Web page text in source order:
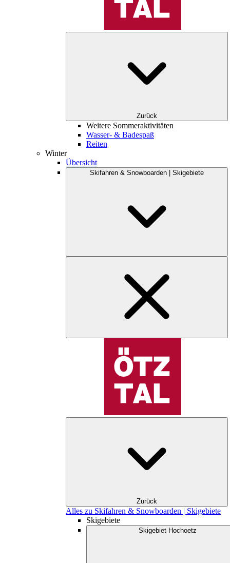
Zurück
Weitere Sommeraktivitäten
Wasser- & Badespaß
Reiten
Winter
Übersicht
Skifahren & Snowboarden | Skigebiete
Zurück
Alles zu Skifahren & Snowboarden | Skigebiete
Skigebiete
Skigebiet Hochoetz